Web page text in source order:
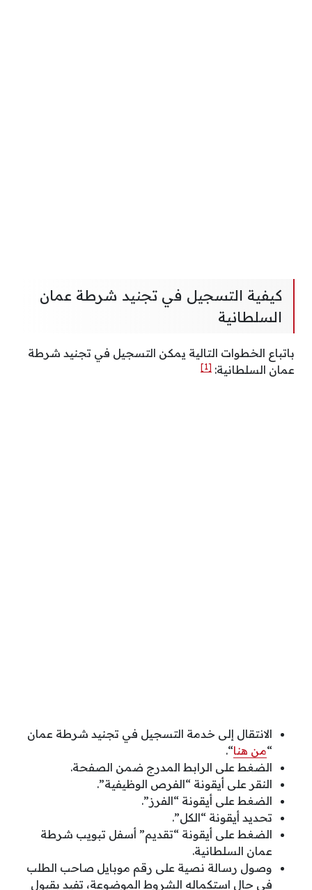
كيفية التسجيل في تجنيد شرطة عمان
السلطانية
باتباع الخطوات التالية يمكن التسجيل في تجنيد شرطة
عمان السلطانية: [1]
الانتقال إلى خدمة التسجيل في تجنيد شرطة عمان
“من هنا“.
الضغط على الرابط المدرج ضمن الصفحة.
النقر على أيقونة “الفرص الوظيفية”.
الضغط على أيقونة “الفرز”.
تحديد أيقونة “الكل”.
الضغط على أيقونة “تقديم” أسفل تبويب شرطة
عمان السلطانية.
وصول رسالة نصية على رقم موبايل صاحب الطلب
في حال استكماله الشروط الموضوعة، تفيد بقبول